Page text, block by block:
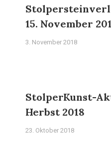
15. November
3. November 2018
StolperKunst-
Herbst 2018
23. Oktober 2018